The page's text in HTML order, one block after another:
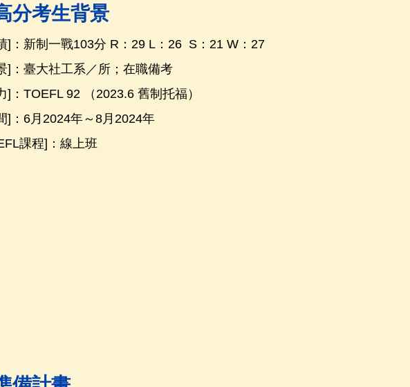
分考生背景
]：新制一戰103分 R：29 L：26  S：21 W：27
]：臺大社工系／所；在職備考
]：TOEFL 92 （2023.6 舊制托福）
]：6月2024年～8月2024年
課程]：線上班